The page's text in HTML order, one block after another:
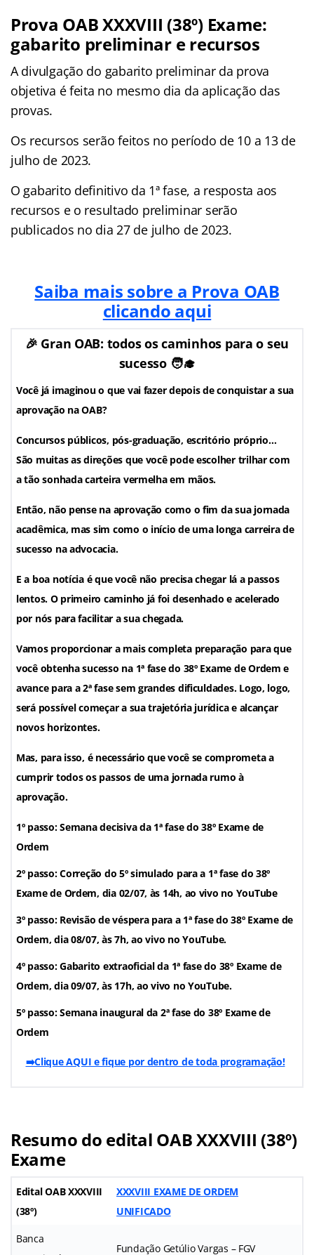
Prova OAB XXXVIII (38º) Exame:
gabarito preliminar e recursos
A divulgação do gabarito preliminar da prova
objetiva é feita no mesmo dia da aplicação das
provas.
Os recursos serão feitos no período de 10 a 13 de
julho de 2023.
O gabarito definitivo da 1ª fase, a resposta aos
recursos e o resultado preliminar serão
publicados no dia 27 de julho de 2023.
Saiba mais sobre a Prova OAB
clicando aqui
🎉 Gran OAB: todos os caminhos para o seu
sucesso 🧑‍🎓
Você já imaginou o que vai fazer depois de conquistar a sua
aprovação na OAB?
Concursos públicos, pós-graduação, escritório próprio…
São muitas as direções que você pode escolher trilhar com
a tão sonhada carteira vermelha em mãos.
Então, não pense na aprovação como o fim da sua jornada
acadêmica, mas sim como o início de uma longa carreira de
sucesso na advocacia.
E a boa notícia é que você não precisa chegar lá a passos
lentos. O primeiro caminho já foi desenhado e acelerado
por nós para facilitar a sua chegada.
Vamos proporcionar a mais completa preparação para que
você obtenha sucesso na 1ª fase do 38º Exame de Ordem e
avance para a 2ª fase sem grandes dificuldades. Logo, logo,
será possível começar a sua trajetória jurídica e alcançar
novos horizontes.
Mas, para isso, é necessário que você se comprometa a
cumprir todos os passos de uma jornada rumo à
aprovação.
1º passo: Semana decisiva da 1ª fase do 38º Exame de
Ordem
2º passo: Correção do 5º simulado para a 1ª fase do 38º
Exame de Ordem, dia 02/07, às 14h, ao vivo no YouTube
3º passo: Revisão de véspera para a 1ª fase do 38º Exame de
Ordem, dia 08/07, às 7h, ao vivo no YouTube.
4º passo: Gabarito extraoficial da 1ª fase do 38º Exame de
Ordem, dia 09/07, às 17h, ao vivo no YouTube.
5º passo: Semana inaugural da 2ª fase do 38º Exame de
Ordem
➡️Clique AQUI e fique por dentro de toda programação!
Resumo do edital OAB XXXVIII (38º)
Exame
Edital OAB XXXVIII
(38º)
XXXVIII EXAME DE ORDEM
UNIFICADO
Banca
Fundação Getúlio Vargas – FGV